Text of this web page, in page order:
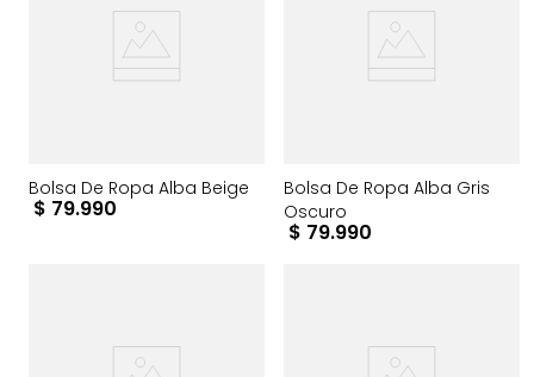
Bolsa De Ropa Alba Beige
$ 79.990
Bolsa De Ropa Alba Gris
Oscuro
$ 79.990